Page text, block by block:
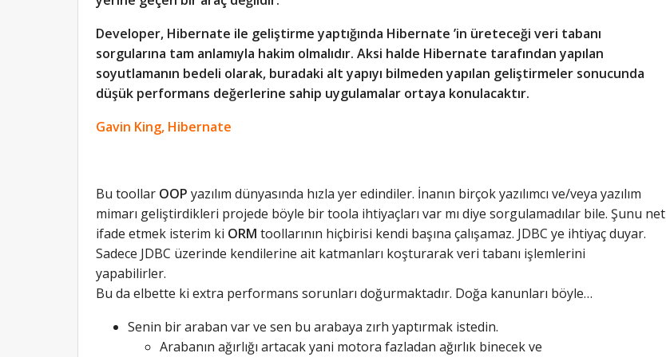
Developer, Hibernate ile geliştirme yaptığında Hibernate ’in üreteceği veri tabanı
sorgularına tam anlamıyla hakim olmalıdır. Aksi halde Hibernate tarafından yapılan
soyutlamanın bedeli olarak, buradaki alt yapıyı bilmeden yapılan geliştirmeler sonucunda
düşük performans değerlerine sahip uygulamalar ortaya konulacaktır.
Gavin King, Hibernate
Bu toollar OOP yazılım dünyasında hızla yer edindiler. İnanın birçok yazılımcı ve/veya yazılım
mimarı geliştirdikleri projede böyle bir toola ihtiyaçları var mı diye sorgulamadılar bile. Şunu net
ifade etmek isterim ki ORM toollarının hiçbirisi kendi başına çalışamaz. JDBC ye ihtiyaç duyar.
Sadece JDBC üzerinde kendilerine ait katmanları koşturarak veri tabanı işlemlerini
yapabilirler.
Bu da elbette ki extra performans sorunları doğurmaktadır. Doğa kanunları böyle…
Senin bir araban var ve sen bu arabaya zırh yaptırmak istedin.
Arabanın ağırlığı artacak yani motora fazladan ağırlık binecek ve